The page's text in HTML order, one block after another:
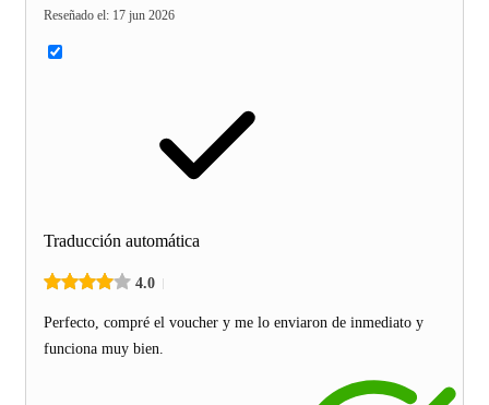
Reseñado el: 17 jun 2026
Traducción automática
4.0
Perfecto, compré el voucher y me lo enviaron de inmediato y
funciona muy bien.